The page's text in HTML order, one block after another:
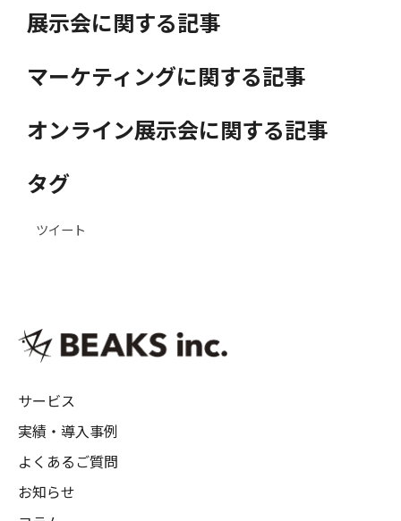
展示会に関する記事
マーケティングに関する記事
オンライン展示会に関する記事
タグ
ツイート
サービス
実績・導入事例
よくあるご質問
お知らせ